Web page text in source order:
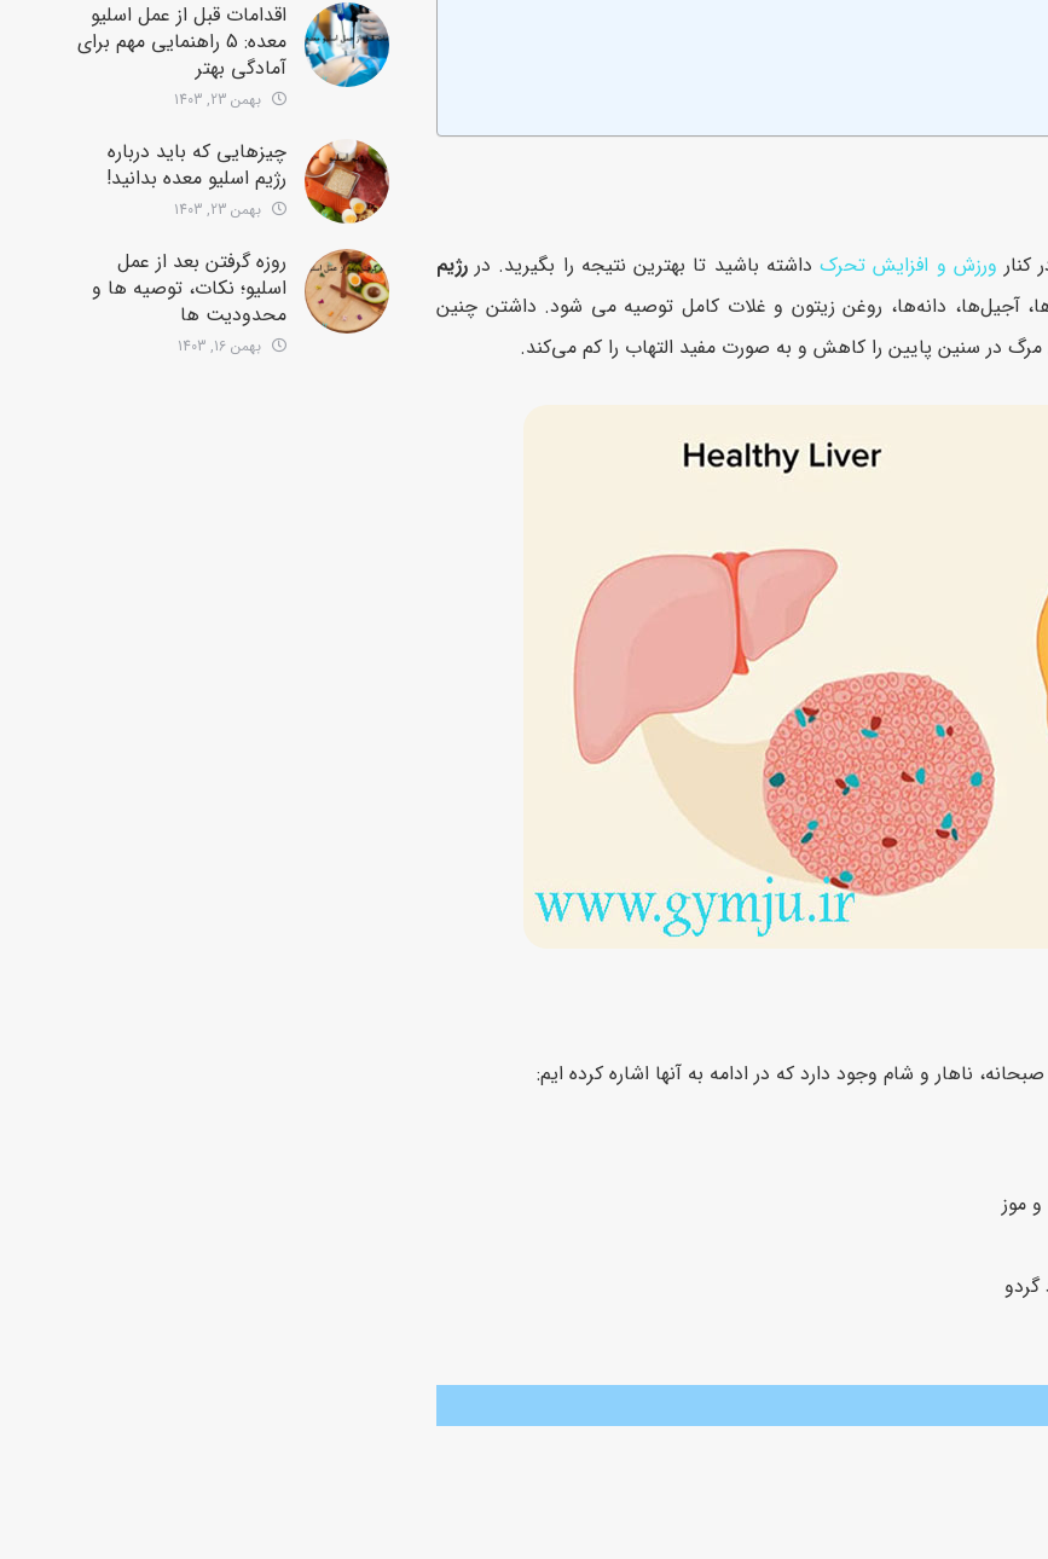
ورزش و افزایش تحرکداشته باشید تا بهترین نتیجه را بگیرید. دررژیم
آجیل‌ها، دانه‌ها، روغن زیتون و غلات کامل توصیه می ‌شود. داشتن چنین
در سنین پایین را کاهش و به صورت مفید التهاب را کم می‌کند.
ناهار و شام وجود دارد که در ادامه به آنها اشاره کرده ایم:
اقدامات قبل از عمل اسلیو
معده: 5 راهنمایی مهم برای
آمادگی بهتر
بهمن 23, 1403
چیزهایی که باید درباره
رژیم اسلیو معده بدانید!
بهمن 23, 1403
روزه گرفتن بعد از عمل
اسلیو؛ نکات، توصیه ها و
محدودیت ها
بهمن 16, 1403